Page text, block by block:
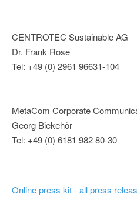
CENTROTEC Sustainable AG
Dr. Frank Rose
Tel: +49 (0) 2961 96631-104
MetaCom Corporate
Georg Biekehör
Tel: +49 (0) 6181 982 80-30
Online press kit - all press